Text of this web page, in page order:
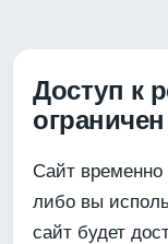
Доступ к
ограничен
Сайт временно
либо вы
сайт будет